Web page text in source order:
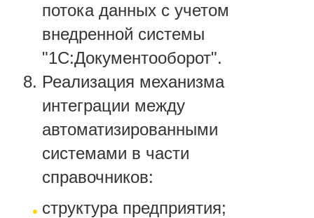
потока данных с учетом
внедренной системы
"1С:Документооборот".
Реализация механизма
интеграции между
автоматизированными
системами в части
справочников:
структура предприятия;